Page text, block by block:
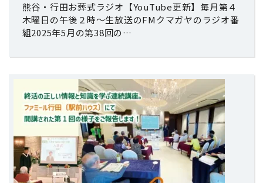
熊谷・行田お葬式ラジオ【YouTube更新】毎月第４
木曜日の午後２時～生放送のFMクマガヤのラジオ番
組2025年5月の第38回の…